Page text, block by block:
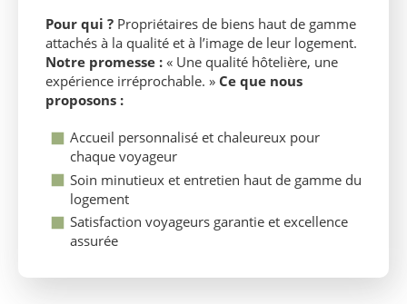
Pour qui ? Propriétaires de biens haut de gamme
attachés à la qualité et à l’image de leur logement.
Notre promesse : « Une qualité hôtelière, une
expérience irréprochable. » Ce que nous
proposons :
Accueil personnalisé et chaleureux pour
chaque voyageur
Soin minutieux et entretien haut de gamme du
logement
Satisfaction voyageurs garantie et excellence
assurée